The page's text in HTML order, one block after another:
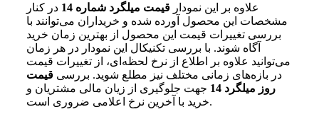
علاوه بر این نمودارقیمت میلگرد شماره 14
در کنار
مشخصات این محصول آورده شده و خریداران می‌توانند با
بررسی تغییرات قیمت این محصول از بهترین زمان خرید
آگاه شوند. با بررسی تکنیکال این نمودار در هر زمان
می‌توانید علاوه بر اطلاع از نرخ لحظه‌ای، از تغییرات قیمت
در بازه‌های زمانی مختلف نیز مطلع شوید. بررسیقیمت
روز میلگرد 14
جهت جلوگیری از زیان مالی مشتریان و
خرید با آخرین نرخ اعلامی ضروری است.